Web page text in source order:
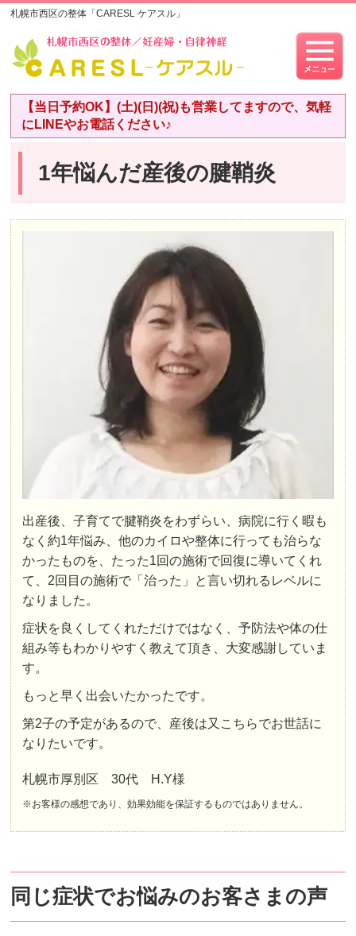
札幌市西区の整体「CARESL ケアスル」
【当日予約OK】(土)(日)(祝)も営業してますので、気軽
にLINEやお電話ください♪
1年悩んだ産後の腱鞘炎
出産後、子育てで腱鞘炎をわずらい、病院に行く暇も
なく約1年悩み、他のカイロや整体に行っても治らな
かったものを、たった1回の施術で回復に導いてくれ
て、2回目の施術で「治った」と言い切れるレベルに
なりました。
症状を良くしてくれただけではなく、予防法や体の仕
組み等もわかりやすく教えて頂き、大変感謝していま
す。
もっと早く出会いたかったです。
第2子の予定があるので、産後は又こちらでお世話に
なりたいです。
札幌市厚別区 30代 H.Y様
※お客様の感想であり、効果効能を保証するものではありません。
同じ症状でお悩みのお客さまの声